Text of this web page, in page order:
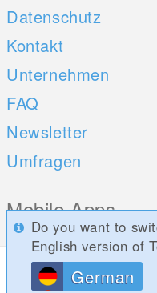
Datenschutz
Kontakt
Unternehmen
FAQ
Newsletter
Umfragen
Mobile Apps
iOS
Android
Do you want to
English version of
German
Diese Website